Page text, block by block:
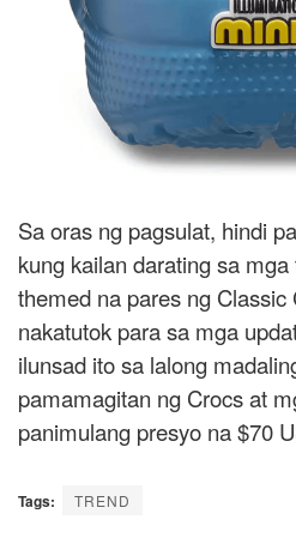
Sa oras ng pagsulat, hindi
kung kailan darating sa
themed na pares ng
nakatutok para sa mga
ilunsad ito sa lalong
pamamagitan ng Crocs at
panimulang presyo na $70
Tags: TREND